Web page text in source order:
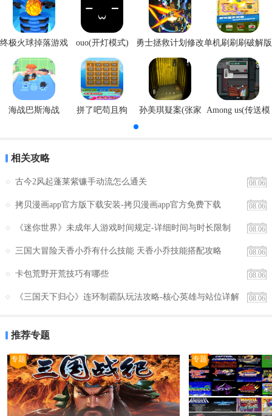
找到想要的内容。
【煎蛋无聊图用法】
1. 下载安装：在手机应用商店搜索“煎蛋无聊图”，下载并安装软件。
2. 浏览图片：打开软件后，通过滑动屏幕浏览各类图片。遇到喜欢的
图片，可以点击图片进入详细页面。
【煎蛋无聊图点评】
煎蛋无聊图是一款充满趣味性的图片浏览应用，它不仅为用户提供了
丰富的图片资源，还通过智能推荐算法，让用户能够轻松找到自己喜
欢的图片。软件的界面简洁明了，操作便捷，无论是上班族还是学
生，都能在这里找到属于自己的乐趣。同时，软件还支持离线浏览和
分享功能，进一步提升了用户的使用体验。总的来说，煎蛋无聊图是
终极火球掉落游戏
ouo(开灯模式)
勇士拯救计划修改单机刷刷刷破解版
海战巴斯海战 拼了吧苟且狗
孙美琪疑案(张家 Among us(传送模
相关攻略
08.06
古今2风起蓬莱紫镰手动流怎么通关
08.06
拷贝漫画app官方版下载安装-拷贝漫画app官方免费下载
08.06
《迷你世界》未成年人游戏时间规定-详细时间与时长限制
08.06
三国大冒险天香小乔有什么技能 天香小乔技能搭配攻略
08.06
卡包荒野开荒技巧有哪些
08.06
《三国天下归心》连环制霸队玩法攻略-核心英雄与站位详解
推荐专题
专题 专题